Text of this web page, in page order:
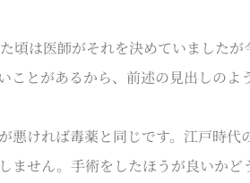
は医師がそれを決めていましたが
とがあるから、前述の見出しのよ
ければ毒薬と同じです。江戸時代
ません。手術をしたほうが良いかど